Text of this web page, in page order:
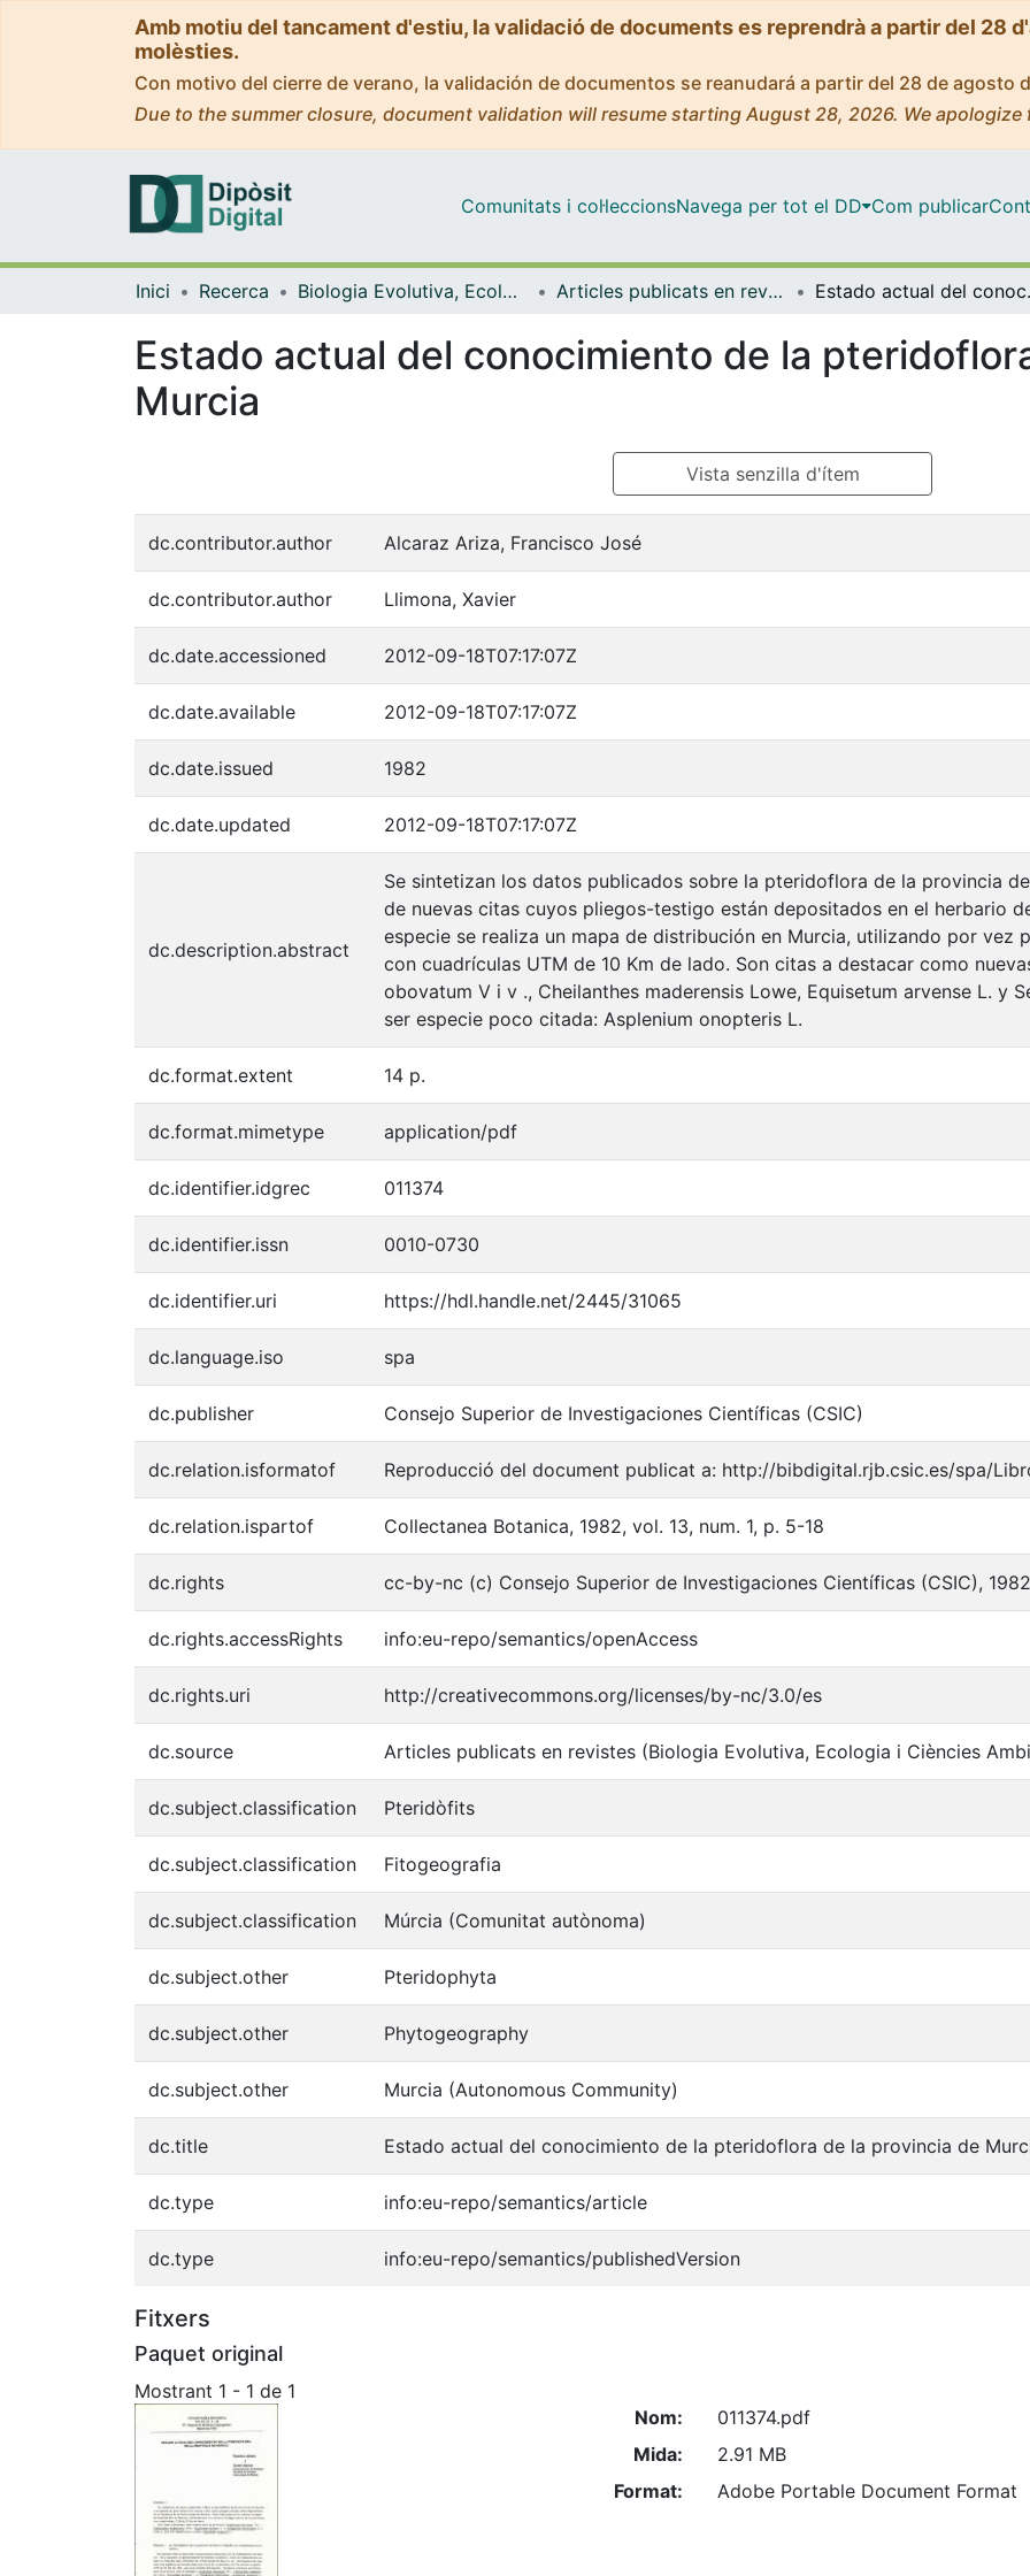
Amb motiu del tancament d'estiu, la validació de documents es reprendrà a partir del 28
molèsties.
Con motivo del cierre de verano, la validación de documentos se reanudará a partir del 28 de agosto
Due to the summer closure, document validation will resume starting August 28, 2026. We apologize
Comunitats i col·leccionsNavega per tot el DD Com publicar
Inici Recerca Biologia Evolutiva, Ecologia i Ciències Ambientals Articles publicats en revistes (Biologia Evolutiva, Ecologia i Ciències Ambientals) Estado
Estado actual del conocimiento de la
Murcia
Vista senzilla d'ítem
dc.contributor.author Alcaraz Ariza, Francisco José
dc.contributor.author Llimona, Xavier
dc.date.accessioned 2012-09-18T07:17:07Z
dc.date.available 2012-09-18T07:17:07Z
dc.date.issued 1982
dc.date.updated 2012-09-18T07:17:07Z
dc.description.abstract
Se sintetizan los datos publicados sobre la pteridoflora de la provincia
de nuevas citas cuyos pliegos-testigo están depositados en el herbario
especie se realiza un mapa de distribución en Murcia, utilizando por vez
con cuadrículas UTM de 10 Km de lado. Son citas a destacar como
obovatum V i v ., Cheilanthes maderensis Lowe, Equisetum arvense L. y
ser especie poco citada: Asplenium onopteris L.
dc.format.extent 14 p.
dc.format.mimetype application/pdf
dc.identifier.idgrec 011374
dc.identifier.issn 0010-0730
dc.identifier.uri https://hdl.handle.net/2445/31065
dc.language.iso spa
dc.publisher Consejo Superior de Investigaciones Científicas (CSIC)
dc.relation.isformatof Reproducció del document publicat a: http://bibdigital.rjb.csic.es/spa/
dc.relation.ispartof Collectanea Botanica, 1982, vol. 13, num. 1, p. 5-18
dc.rights cc-by-nc (c) Consejo Superior de Investigaciones Científicas (CSIC), 1982
dc.rights.accessRights info:eu-repo/semantics/openAccess
dc.rights.uri http://creativecommons.org/licenses/by-nc/3.0/es
dc.source Articles publicats en revistes (Biologia Evolutiva, Ecologia i Ciències
dc.subject.classification Pteridòfits
dc.subject.classification Fitogeografia
dc.subject.classification Múrcia (Comunitat autònoma)
dc.subject.other Pteridophyta
dc.subject.other Phytogeography
dc.subject.other Murcia (Autonomous Community)
dc.title Estado actual del conocimiento de la pteridoflora de la provincia de
dc.type info:eu-repo/semantics/article
dc.type info:eu-repo/semantics/publishedVersion
Fitxers
Paquet original
Mostrant 1 - 1 de 1
Nom:
011374.pdf
Mida:
2.91 MB
Format:
Adobe Portable Document Format